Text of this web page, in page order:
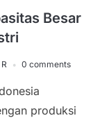
Besar
0 comments
produksi